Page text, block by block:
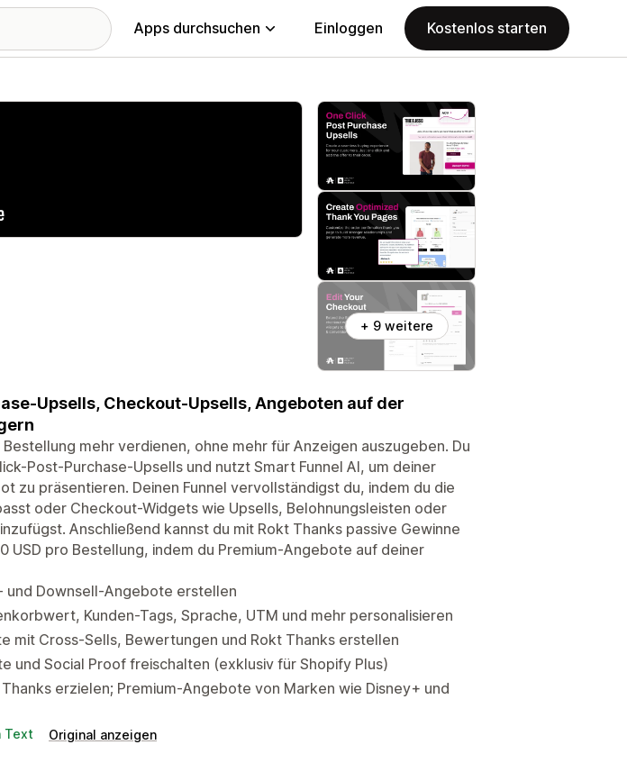
Apps durchsuchen Einloggen Kostenlos starten
+ 9 weitere
Upsells, Checkout-Upsells, Angeboten auf der
mehr verdienen, ohne mehr für Anzeigen auszugeben. Du
Post-Purchase-Upsells und nutzt Smart Funnel AI, um deiner
zu präsentieren. Deinen Funnel vervollständigst du, indem du die
oder Checkout-Widgets wie Upsells, Belohnungsleisten oder
Anschließend kannst du mit Rokt Thanks passive Gewinne
USD pro Bestellung, indem du Premium-Angebote auf deiner
und Downsell-Angebote erstellen
Kunden-Tags, Sprache, UTM und mehr personalisieren
mit Cross-Sells, Bewertungen und Rokt Thanks erstellen
und Social Proof freischalten (exklusiv für Shopify Plus)
erzielen; Premium-Angebote von Marken wie Disney+ und
Text Original anzeigen